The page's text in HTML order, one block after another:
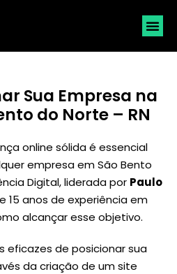
Sua Empresa na
do Norte – RN
online sólida é essencial
empresa em São Bento
Digital, liderada por Paulo
15 anos de experiência em
alcançar esse objetivo.
eficazes de posicionar sua
da criação de um site